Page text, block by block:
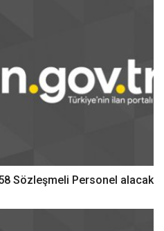
Sözleşmeli Personel alacak